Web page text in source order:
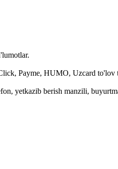
Payme, HUMO, Uzcard to'lov
yetkazib berish manzili,